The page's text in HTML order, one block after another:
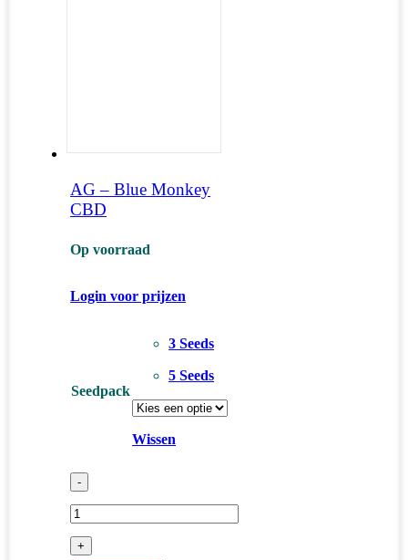
AG – Blue Monkey
CBD
Op voorraad
Login voor prijzen
Seedpack
3 Seeds
5 Seeds
Wissen
-
+